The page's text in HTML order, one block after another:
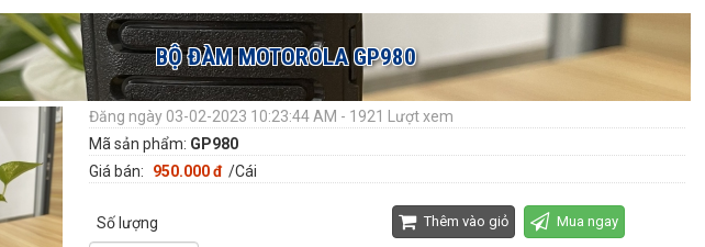
BỘ ĐÀM MOTOROLA GP980
Đăng ngày 03-02-2023 10:23:44 AM - 1921 Lượt xem
Mã sản phẩm: GP980
Giá bán:
950.000 đ /Cái
Số lượng
Thêm vào giỏ Mua ngay